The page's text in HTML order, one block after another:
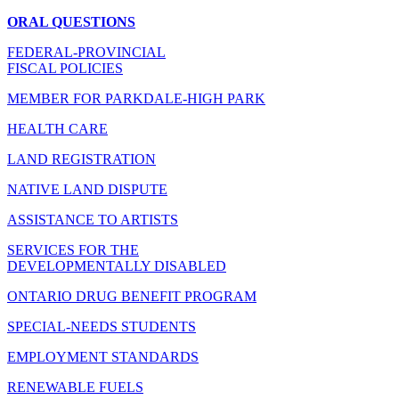
ORAL QUESTIONS
FEDERAL-PROVINCIAL
FISCAL POLICIES
MEMBER FOR PARKDALE-HIGH PARK
HEALTH CARE
LAND REGISTRATION
NATIVE LAND DISPUTE
ASSISTANCE TO ARTISTS
SERVICES FOR THE
DEVELOPMENTALLY DISABLED
ONTARIO DRUG BENEFIT PROGRAM
SPECIAL-NEEDS STUDENTS
EMPLOYMENT STANDARDS
RENEWABLE FUELS